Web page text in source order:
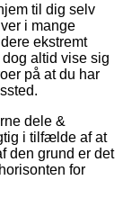
til dig selv
i mange
ekstremt
altid vise sig
på at du har
dele &
i tilfælde af at
den grund er det
for